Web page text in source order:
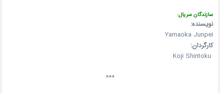
سازندگان سریال:
نویسنده:
Yamaoka Junpei
کارگردان:
***